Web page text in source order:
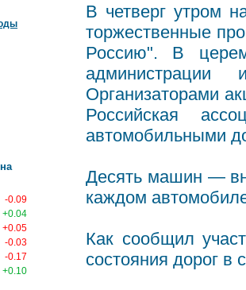
на
-0.09
+0.04
+0.05
-0.03
-0.17
+0.10
В четверг утром
торжественные
Россию". В
администрации
Организаторами
Российская
автомобильными
Десять машин —
каждом
Как сообщил
состояния дорог в